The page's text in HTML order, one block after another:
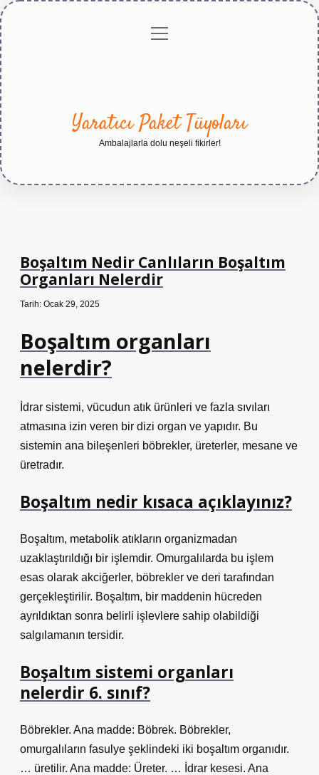
Gizlilikmenüyü
Yaratıcı Paket Tüyoları
Ambalajlarla dolu neşeli fikirler!
Boşaltım Nedir Canlıların Boşaltım
Organları Nelerdir
Tarih: Ocak 29, 2025
Boşaltım organları
nelerdir?
İdrar sistemi, vücudun atık ürünleri ve fazla sıvıları
atmasına izin veren bir dizi organ ve yapıdır. Bu
sistemin ana bileşenleri böbrekler, üreterler, mesane ve
üretradır.
Boşaltım nedir kısaca açıklayınız?
Boşaltım, metabolik atıkların organizmadan
uzaklaştırıldığı bir işlemdir. Omurgalılarda bu işlem
esas olarak akciğerler, böbrekler ve deri tarafından
gerçekleştirilir. Boşaltım, bir maddenin hücreden
ayrıldıktan sonra belirli işlevlere sahip olabildiği
salgılamanın tersidir.
Boşaltım sistemi organları
nelerdir 6. sınıf?
Böbrekler. Ana madde: Böbrek. Böbrekler,
omurgalıların fasulye şeklindeki iki boşaltım organıdır.
… üretilir. Ana madde: Üreter. … İdrar kesesi. Ana